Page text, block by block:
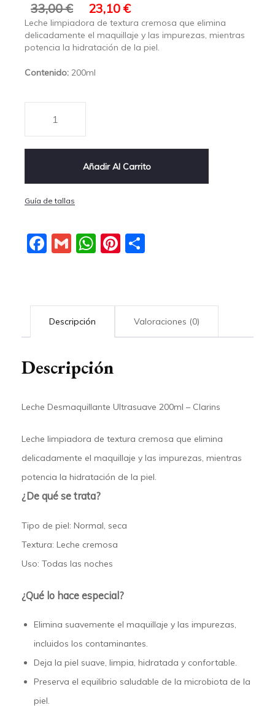
33,00€ 23,10 €
Leche limpiadora de textura cremosa que elimina
delicadamente el maquillaje y las impurezas, mientras
potencia la hidratación de la piel.
Contenido: 200ml
Añadir Al Carrito
Guía de tallas
Facebook
GmailWhatsApp
Pinterest
Descripción Valoraciones (0)
Descripción
Leche Desmaquillante Ultrasuave 200ml – Clarins
Leche limpiadora de textura cremosa que elimina
delicadamente el maquillaje y las impurezas, mientras
potencia la hidratación de la piel.
¿De qué se trata?
Tipo de piel: Normal, seca
Textura: Leche cremosa
Uso: Todas las noches
¿Qué lo hace especial?
Elimina suavemente el maquillaje y las impurezas,
incluidos los contaminantes.
Deja la piel suave, limpia, hidratada y confortable.
Preserva el equilibrio saludable de la microbiota de la
piel.